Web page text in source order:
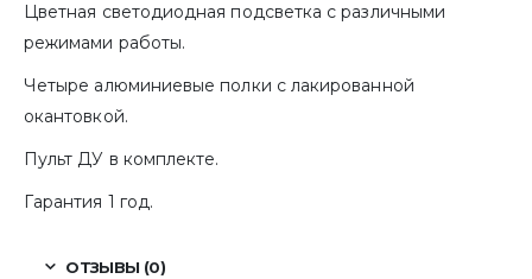
Цветная светодиодная подсветка с различными
режимами работы.
Четыре алюминиевые полки с лакированной
окантовкой.
Пульт ДУ в комплекте.
Гарантия 1 год.
ОТЗЫВЫ (0)